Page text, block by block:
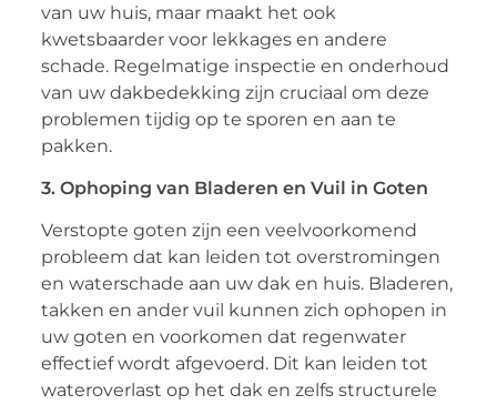
van uw huis, maar maakt het ook
kwetsbaarder voor lekkages en andere
schade. Regelmatige inspectie en onderhoud
van uw dakbedekking zijn cruciaal om deze
problemen tijdig op te sporen en aan te
pakken.
3. Ophoping van Bladeren en Vuil in Goten
Verstopte goten zijn een veelvoorkomend
probleem dat kan leiden tot overstromingen
en waterschade aan uw dak en huis. Bladeren,
takken en ander vuil kunnen zich ophopen in
uw goten en voorkomen dat regenwater
effectief wordt afgevoerd. Dit kan leiden tot
wateroverlast op het dak en zelfs structurele